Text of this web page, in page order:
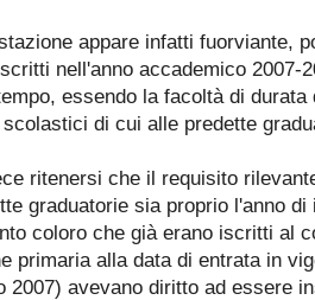
appare infatti fuorviante,
nell'anno accademico 2007-
essendo la facoltà di
di cui alle predette
ritenersi che il requisito
graduatorie sia proprio l'anno
coloro che già erano iscritti al
primaria alla data di entrata in
2007) avevano diritto ad essere